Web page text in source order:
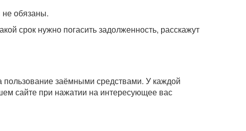
не обязаны.
срок нужно погасить задолженность, расскажут
пользование заёмными средствами. У каждой
сайте при нажатии на интересующее вас